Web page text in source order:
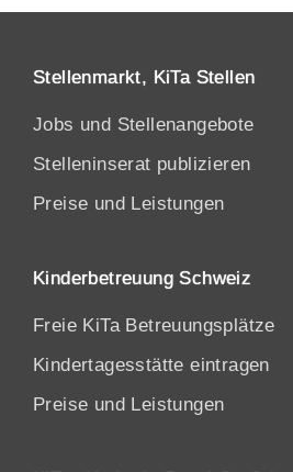
Stellenmarkt, KiTa Stellen
Jobs und Stellenangebote
Stelleninserat publizieren
Preise und Leistungen
Kinderbetreuung Schweiz
Freie KiTa Betreuungsplätze
Kindertagesstätte eintragen
Preise und Leistungen